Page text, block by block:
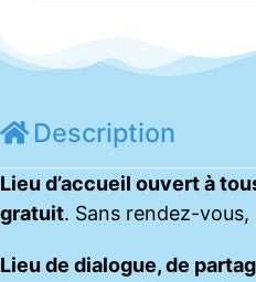
Description
Lieu d’accueil ouvert à
gratuit. Sans rendez-
Lieu de dialogue, de